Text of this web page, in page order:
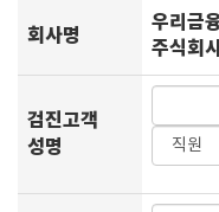
회사명
우리금
주식회
검진고객
성명